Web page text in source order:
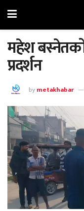
महेश बस्नेतको
प्रदर्शन
bymetakhabar